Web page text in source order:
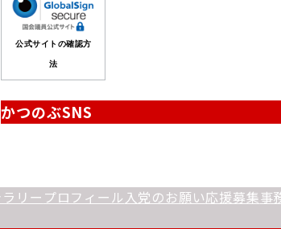
公式サイトの確認方
法
かつのぶSNS
リー プロフィール 入党のお願い応援募集事